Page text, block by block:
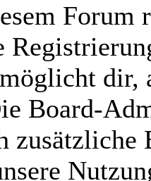
Forum
dir,
Board-
zusätzliche